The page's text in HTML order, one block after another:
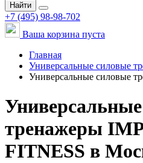
Найти
+7 (495) 98-98-702
Ваша корзина пуста
Главная
Универсальные силовые
Универсальные силовые
тренажеры
FITNESS в